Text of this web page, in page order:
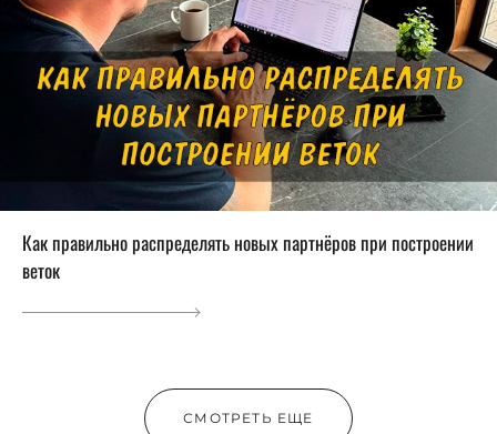
Как правильно распределять новых партнёров при построении
веток
СМОТРЕТЬ ЕЩЕ